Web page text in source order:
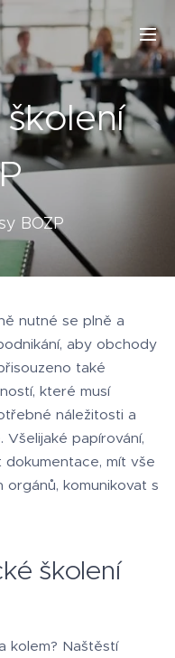
BOZP
nutné se plně a
aby obchody
také
které musí
náležitosti a
papírování,
mít vše
komunikovat s
školení
kolem? Naštěstí